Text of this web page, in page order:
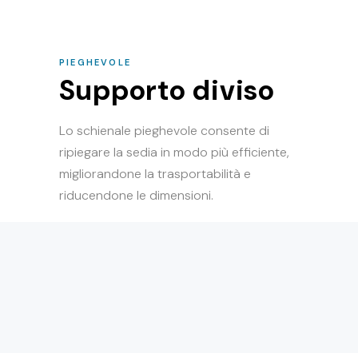
PIEGHEVOLE
Supporto diviso
Lo schienale pieghevole consente di
ripiegare la sedia in modo più efficiente,
migliorandone la trasportabilità e
riducendone le dimensioni.